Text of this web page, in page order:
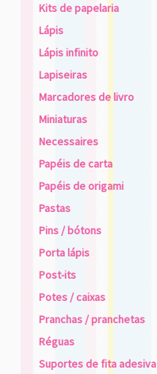
Kits de papelaria
Lápis
Lápis infinito
Lapiseiras
Marcadores de livro
Miniaturas
Necessaires
Papéis de carta
Papéis de origami
Pastas
Pins / bótons
Porta lápis
Post-its
Potes / caixas
Pranchas / pranchetas
Réguas
Suportes de fita adesiva